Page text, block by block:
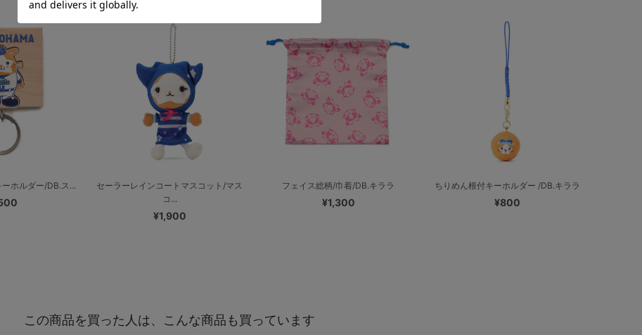
ホルダー/DB.ス...
セーラーレインコートマスコット/マス
コ...
¥1,900
フェイス総柄/巾着/DB.キララ
¥1,300
ちりめん根付キーホルダー /DB.キララ
¥800
この商品を買った人は、こんな商品も買っています